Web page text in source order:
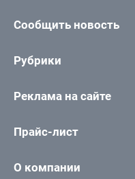
Сообщить новость
Рубрики
Реклама на сайте
Прайс-лист
О компании